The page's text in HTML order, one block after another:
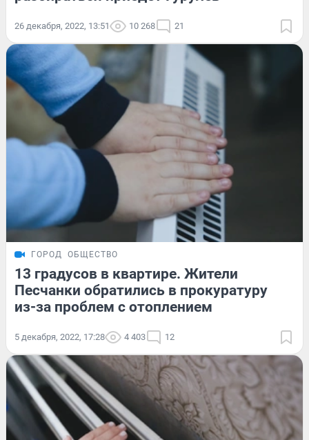
26 декабря, 2022, 13:51 10 268 21
ГОРОД ОБЩЕСТВО
13 градусов в квартире. Жители
Песчанки обратились в прокуратуру
из-за проблем с отоплением
5 декабря, 2022, 17:28 4 403 12